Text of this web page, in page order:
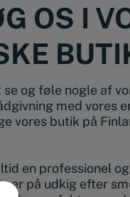
OS I
og føle nogle af
med vores
vores butik på
en professionel
er på udkig efter